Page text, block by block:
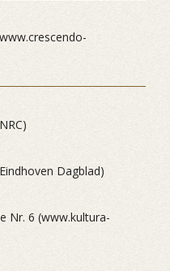
Dagblad)
Nr. 6 (www.kultura-